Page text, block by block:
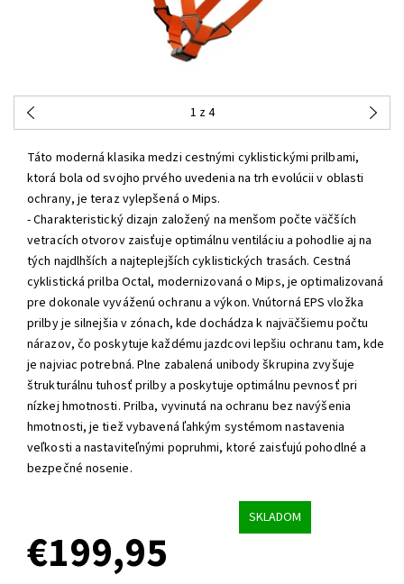
1 z 4
Táto moderná klasika medzi cestnými cyklistickými prilbami,
ktorá bola od svojho prvého uvedenia na trh evolúcii v oblasti
ochrany, je teraz vylepšená o Mips.
- Charakteristický dizajn založený na menšom počte väčších
vetracích otvorov zaisťuje optimálnu ventiláciu a pohodlie aj na
tých najdlhších a najteplejších cyklistických trasách. Cestná
cyklistická prilba Octal, modernizovaná o Mips, je optimalizovaná
pre dokonale vyváženú ochranu a výkon. Vnútorná EPS vložka
prilby je silnejšia v zónach, kde dochádza k najväčšiemu počtu
nárazov, čo poskytuje každému jazdcovi lepšiu ochranu tam, kde
je najviac potrebná. Plne zabalená unibody škrupina zvyšuje
štrukturálnu tuhosť prilby a poskytuje optimálnu pevnosť pri
nízkej hmotnosti. Prilba, vyvinutá na ochranu bez navýšenia
hmotnosti, je tiež vybavená ľahkým systémom nastavenia
veľkosti a nastaviteľnými popruhmi, ktoré zaisťujú pohodlné a
bezpečné nosenie.
SKLADOM
€199,95